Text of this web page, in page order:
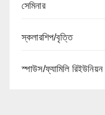
সেমিনার
স্কলারশিপ/বৃত্তি
স্পাউস/ফ্যামিলি রিইউনিয়ন